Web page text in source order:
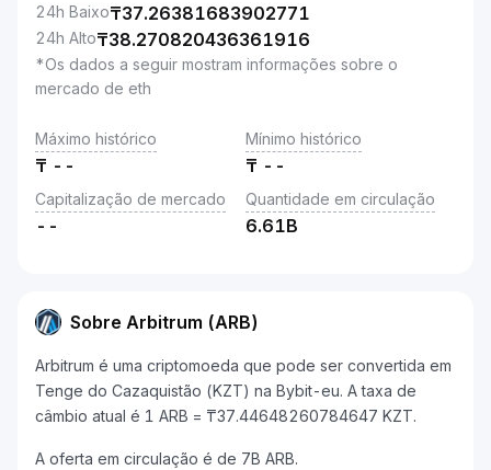
24h Baixo₸37.26381683902771
24h Alto₸38.270820436361916
*Os dados a seguir mostram informações sobre o
mercado de eth
Máximo histórico
₸ --
Mínimo histórico
₸ --
Capitalização de mercado
--
Quantidade em circulação
6.61B
Sobre Arbitrum (ARB)
Arbitrum é uma criptomoeda que pode ser convertida em
Tenge do Cazaquistão (KZT) na Bybit-eu. A taxa de
câmbio atual é 1 ARB = ₸37.44648260784647 KZT.
A oferta em circulação é de 7B ARB.